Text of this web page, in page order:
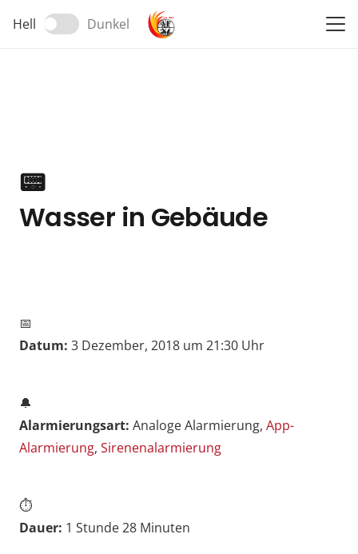
Hell Dunkel
📟
Wasser in Gebäude
📅
Datum: 3 Dezember, 2018 um 21:30 Uhr
🔔
Alarmierungsart: Analoge Alarmierung, App-
Alarmierung, Sirenenalarmierung
⏱️
Dauer: 1 Stunde 28 Minuten